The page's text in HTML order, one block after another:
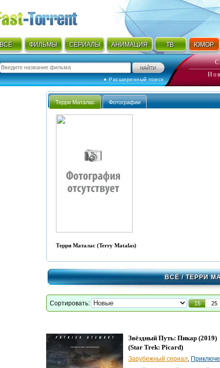
ВСЁ ФИЛЬМЫ СЕРИАЛЫ АНИМАЦИЯ ТВ ЮМОР
● Расширенный поиск
Терри Маталас Фотографии
Терри Маталас (Terry Matalas)
ВСЁ/ ТЕРРИ
Сортировать: 15 25
Звёздный Путь: Пикар (2019)
(Star Trek: Picard)
Зарубежный сериал,